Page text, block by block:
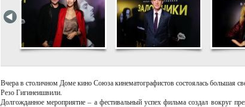
Вчера в столичном Доме кино Союза кинематографистов состоялась большая
Резо Гигинеишвили.
Долгожданное мероприятие – а фестивальный успех фильма создал вокруг